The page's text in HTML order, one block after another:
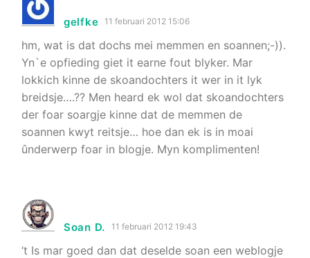
gelfke 11 februari 2012 15:06
hm, wat is dat dochs mei memmen en soannen;-)).
Yn`e opfieding giet it earne fout blyker. Mar
lokkich kinne de skoandochters it wer in it lyk
breidsje….?? Men heard ek wol dat skoandochters
der foar soargje kinne dat de memmen de
soannen kwyt reitsje… hoe dan ek is in moai
ûnderwerp foar in blogje. Myn komplimenten!
Soan D. 11 februari 2012 19:43
‘t Is mar goed dan dat deselde soan een weblogje